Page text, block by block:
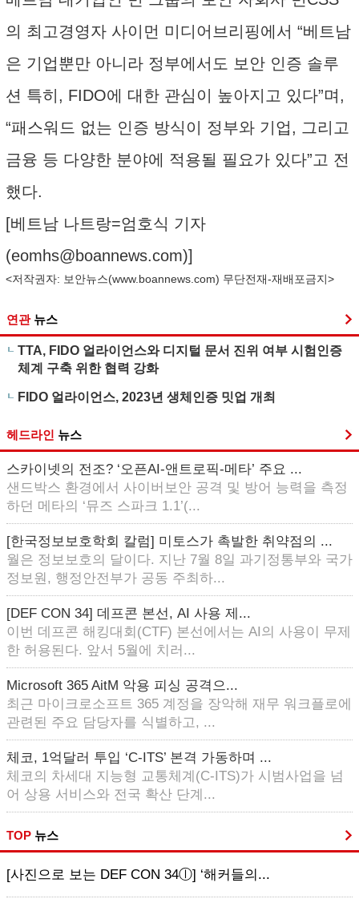
의 최고경영자 사이먼 미디어브리핑에서 “베트남
은 기업뿐만 아니라 정부에서도 보안 인증 솔루
션 특히, FIDO에 대한 관심이 높아지고 있다”며,
“패스워드 없는 인증 방식이 정부와 기업, 그리고
금융 등 다양한 분야에 적용될 필요가 있다”고 전
했다.
[베트남 나트랑=엄호식 기자
(eomhs@boannews.com)]
<저작권자: 보안뉴스(www.boannews.com) 무단전재-재배포금지>
연관 뉴스
TTA, FIDO 얼라이언스와 디지털 문서 진위 여부 시험인증
체계 구축 위한 협력 강화
FIDO 얼라이언스, 2023년 생체인증 밋업 개최
헤드라인 뉴스
스카이넷의 전조? ‘오픈AI-앤트로픽-메타’ 주요 ...
샌드박스 환경에서 사이버보안 공격 및 방어 능력을 측정
하던 메타의 ‘뮤즈 스파크 1.1’(...
[한국정보보호학회 칼럼] 미토스가 촉발한 취약점의 ...
월은 정보보호의 달이다. 지난 7월 8일 과기정통부와 국가
정보원, 행정안전부가 공동 주최하...
[DEF CON 34] 데프콘 본선, AI 사용 제...
이번 데프콘 해킹대회(CTF) 본선에서는 AI의 사용이 무제
한 허용된다. 앞서 5월에 치러...
Microsoft 365 AitM 악용 피싱 공격으...
최근 마이크로소프트 365 계정을 장악해 재무 워크플로에
관련된 주요 담당자를 식별하고, ...
체코, 1억달러 투입 ‘C-ITS’ 본격 가동하며 ...
체코의 차세대 지능형 교통체계(C-ITS)가 시범사업을 넘
어 상용 서비스와 전국 확산 단계...
TOP 뉴스
[사진으로 보는 DEF CON 34ⓛ] ‘해커들의...